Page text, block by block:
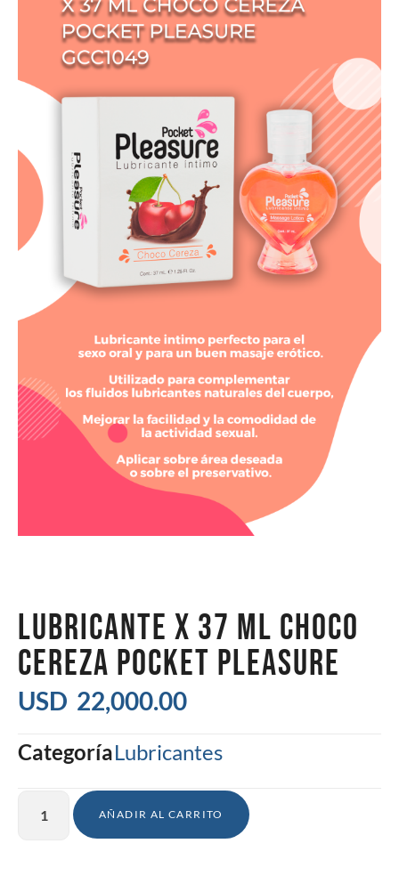
LUBRICANTE X 37 ML CHOCO
CEREZA POCKET PLEASURE
USD 22,000.00
CategoríaLubricantes
AÑADIR AL CARRITO